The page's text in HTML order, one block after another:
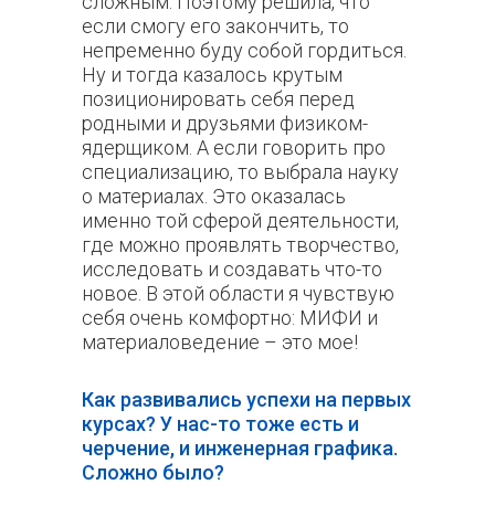
если смогу его закончить, то
непременно буду собой гордиться.
Ну и тогда казалось крутым
позиционировать себя перед
родными и друзьями физиком-
ядерщиком. А если говорить про
специализацию, то выбрала науку
о материалах. Это оказалась
именно той сферой деятельности,
где можно проявлять творчество,
исследовать и создавать что-то
новое. В этой области я чувствую
себя очень комфортно: МИФИ и
материаловедение – это мое!
Как развивались успехи на первых
курсах? У нас-то тоже есть и
черчение, и инженерная графика.
Сложно было?